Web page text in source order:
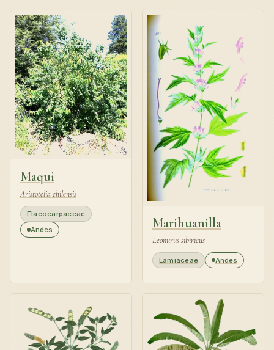
Maqui
Aristotelia chilensis
Elaeocarpaceae
Andes
Marihuanilla
Leonurus sibiricus
Lamiaceae Andes